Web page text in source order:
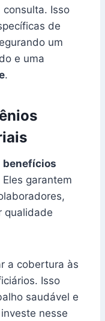
Isso
de
um
e uma
.
benefícios
garantem
qualidade
a cobertura às
Isso
saudável e
nesse